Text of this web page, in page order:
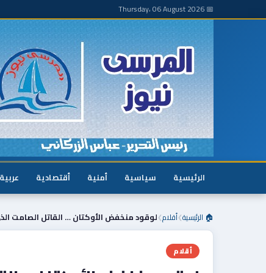
📅 Thursday، 06 August 2026
الرئيسية سياسية أمنية أقتصادية
🏠 الرئيسية❯أقلام❯لوقود منخفض الأوكتان … القاتل الصامت
أقلام